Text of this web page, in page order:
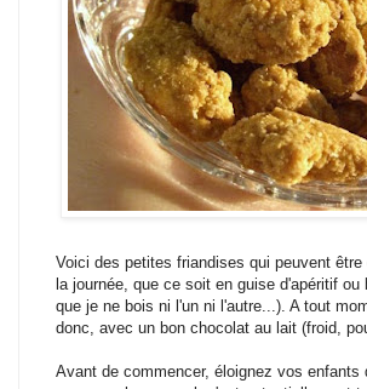
Voici des petites friandises qui peuvent
la journée, que ce soit en guise d'apéritif
que je ne bois ni l'un ni l'autre...). A tout
donc, avec un bon chocolat au lait (froid,
Avant de commencer, éloignez vos enfants